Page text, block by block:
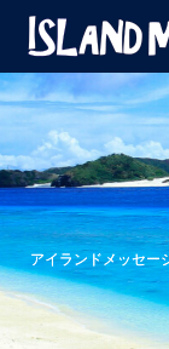
アイランドメッセー